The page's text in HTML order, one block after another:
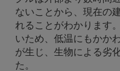
ないことから、現在の
れることがわかります
いため、低温にもかか
が生じ、生物による劣
た。